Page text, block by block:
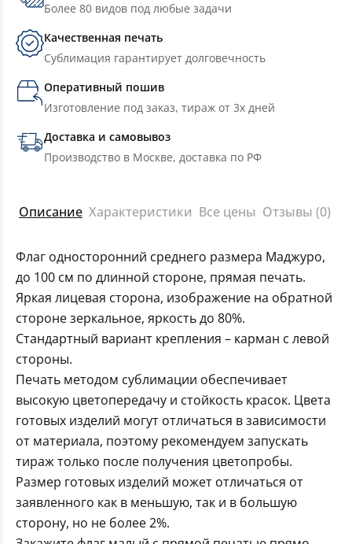
Более 80 видов под любые задачи
Качественная печать
Сублимация гарантирует долговечность
Оперативный пошив
Изготовление под заказ, тираж от 3х дней
Доставка и самовывоз
Производство в Москве, доставка по РФ
Описание Характеристики Все цены Отзывы (0)
Флаг односторонний среднего размера Маджуро,
до 100 см по длинной стороне, прямая печать.
Яркая лицевая сторона, изображение на обратной
стороне зеркальное, яркость до 80%.
Стандартный вариант крепления – карман с левой
стороны.
Печать методом сублимации обеспечивает
высокую цветопередачу и стойкость красок. Цвета
готовых изделий могут отличаться в зависимости
от материала, поэтому рекомендуем запускать
тираж только после получения цветопробы.
Размер готовых изделий может отличаться от
заявленного как в меньшую, так и в большую
сторону, но не более 2%.